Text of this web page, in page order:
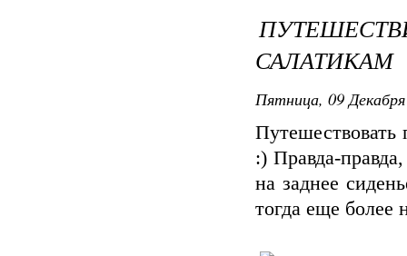
САЛАТИКАМ
Пятница, 09
Путешествовать
:) Правда-
на заднее
тогда еще более